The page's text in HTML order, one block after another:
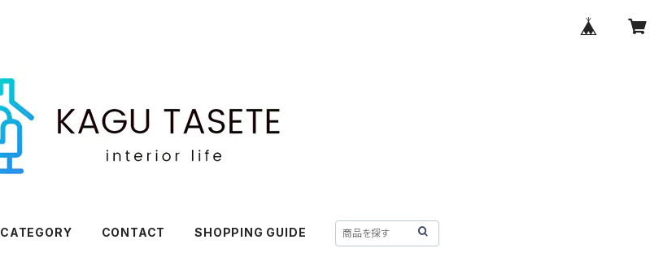
CATEGORY CONTACT SHOPPING GUIDE